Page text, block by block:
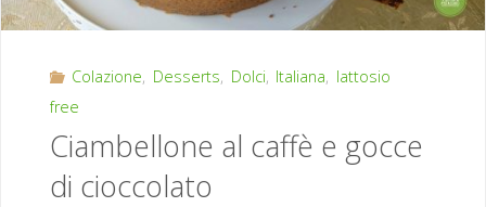
Colazione, Desserts, Dolci, Italiana, lattosio
free
Ciambellone al caffè e gocce
di cioccolato